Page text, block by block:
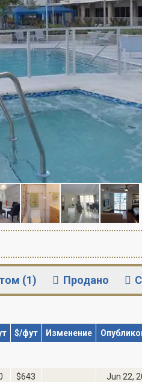
(1) Продано
$/фут Изменение
$643 Jun 22,